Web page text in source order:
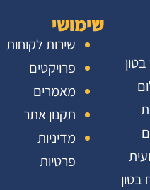
בטון
בטון
שימושי
שירות לקוחות
פרויקטים
מאמרים
תקנון אתר
מדיניות
פרטיות